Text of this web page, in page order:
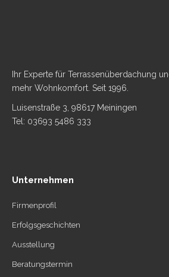
Ihr Experte für Terrassenüberdachung
mehr Wohnkomfort. Seit 1996.
Luisenstraße 3, 98617 Meiningen
Tel: 03693 5486 333
Unternehmen
Firmenprofil
Erfolgsgeschichten
Ausstellung
Beratungstermin